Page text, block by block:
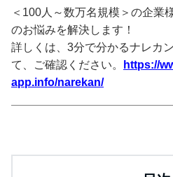
＜100人～数万名規模＞の企業
のお悩みを解決します！
詳しくは、3分で分かるナレカ
て、ご確認ください。
https://
app.info/narekan/